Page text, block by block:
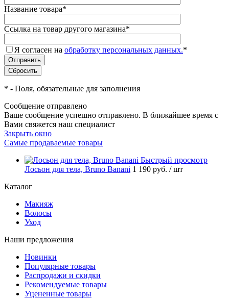
Название товара*
Ссылка на товар другого магазина*
Я согласен на обработку персональных данных.*
* - Поля, обязательные для заполнения
Сообщение отправлено
Ваше сообщение успешно отправлено. В ближайшее время с
Вами свяжется наш специалист
Закрыть окно
Самые продаваемые товары
Быстрый просмотр
Лосьон для тела, Bruno Banani 1 190 руб. / шт
Каталог
Макияж
Волосы
Уход
Наши предложения
Новинки
Популярные товары
Распродажи и скидки
Рекомендуемые товары
Уцененные товары